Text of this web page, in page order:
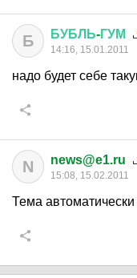
Б БУБЛЬ-ГУМ
14:16, 15.01.2011
надо будет себе
N news@e1.ru
15:08, 15.02.2011
Тема автоматически